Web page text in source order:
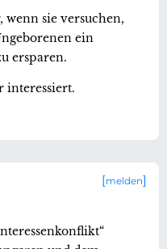
wenn sie versuchen,
ein
ersparen.
interessiert.
melden